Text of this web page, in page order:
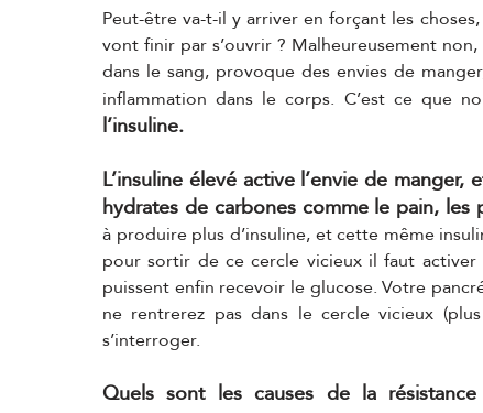
Peut-être va-t-il y arriver en forçant les
vont finir par s’ouvrir ? Malheureusement
dans le sang, provoque des envies de
inflammation dans le corps. C’est ce que
l’insuline.
L’insuline élevé active l’envie de
hydrates de carbones comme le pain,
à produire plus d’insuline, et cette même
pour sortir de ce cercle vicieux il faut activer
puissent enfin recevoir le glucose. Votre
ne rentrerez pas dans le cercle vicieux
s’interroger.
Quels sont les causes de la